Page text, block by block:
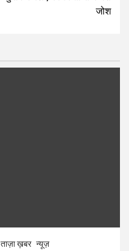
जोश
ताज़ा ख़बर न्यूज़